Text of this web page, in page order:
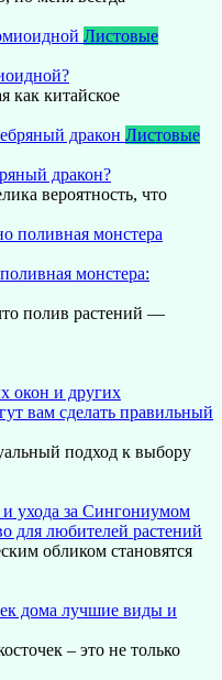
Листовые
как китайское
Листовые
дракон?
вероятность, что
монстера:
полив растений —
окон и других
вам сделать правильный
подход к выбору
ухода за Сингониумом
для любителей растений
обликом становятся
дома лучшие виды и
– это не только